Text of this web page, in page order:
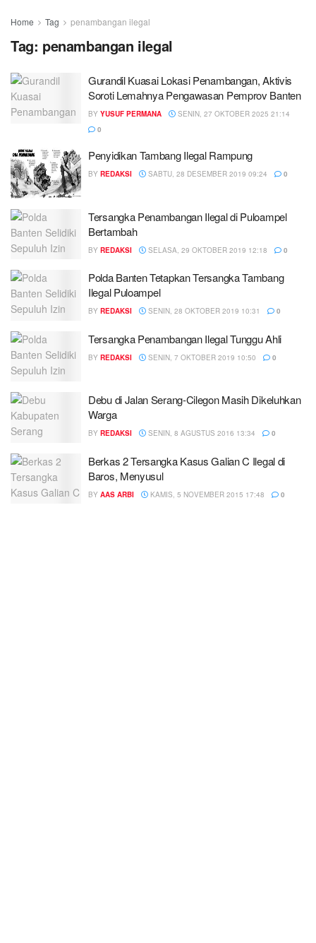
Home Tag penambangan ilegal
Tag: penambangan ilegal
Gurandil Kuasai Lokasi Penambangan, Aktivis
Soroti Lemahnya Pengawasan Pemprov Banten
BY YUSUF PERMANA
SENIN, 27 OKTOBER 2025 21:14
0
Penyidikan Tambang Ilegal Rampung
BY REDAKSI SABTU, 28 DESEMBER 2019 09:24 0
Tersangka Penambangan Ilegal di Puloampel
Bertambah
BY REDAKSI SELASA, 29 OKTOBER 2019 12:18 0
Polda Banten Tetapkan Tersangka Tambang
Ilegal Puloampel
BY REDAKSI SENIN, 28 OKTOBER 2019 10:31 0
Tersangka Penambangan Ilegal Tunggu Ahli
BY REDAKSI SENIN, 7 OKTOBER 2019 10:50 0
Debu di Jalan Serang-Cilegon Masih Dikeluhkan
Warga
BY REDAKSI SENIN, 8 AGUSTUS 2016 13:34 0
Berkas 2 Tersangka Kasus Galian C Ilegal di
Baros, Menyusul
BY AAS ARBI KAMIS, 5 NOVEMBER 2015 17:48 0